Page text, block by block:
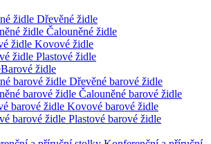
Dřevěné židle
Čalouněné židle
Kovové židle
Plastové židle
Barové židle
Dřevěné barové židle
Čalouněné barové židle
Kovové barové židle
Plastové barové židle